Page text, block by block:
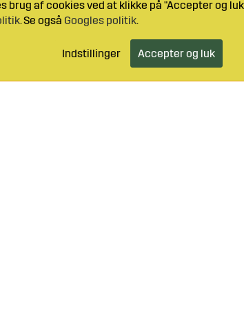
af cookies ved at klikke på "Accepter og
. Se også Googles politik.
Indstillinger Accepter og luk